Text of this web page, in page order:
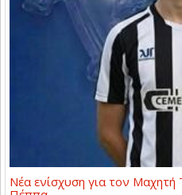
Νέα ενίσχυση για τον